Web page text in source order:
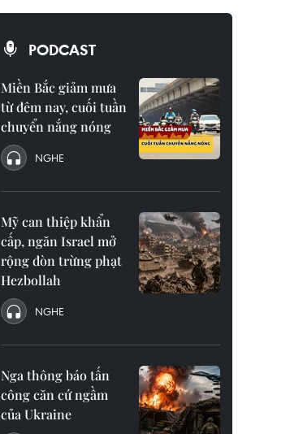
PODCAST
Miền Bắc giảm mưa
từ đêm nay, cuối tuần
chuyển nắng nóng
NGHE
Mỹ can thiệp khẩn
cấp, ngăn Israel mở
rộng đòn trừng phạt
Hezbollah
NGHE
Nga thông báo tấn
công căn cứ ngầm
của Ukraine